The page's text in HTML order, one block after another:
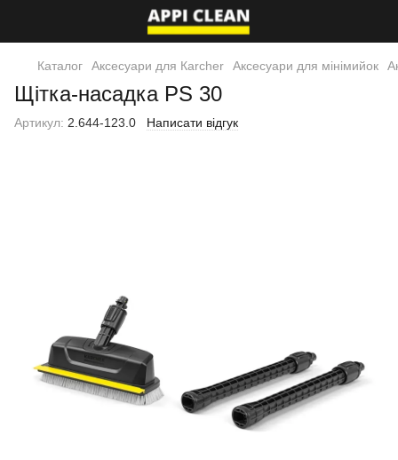
Каталог Аксесуари для Кarcher Аксесуари для мінімийок
Щітка-насадка PS 30
Артикул: 2.644-123.0 Написати відгук